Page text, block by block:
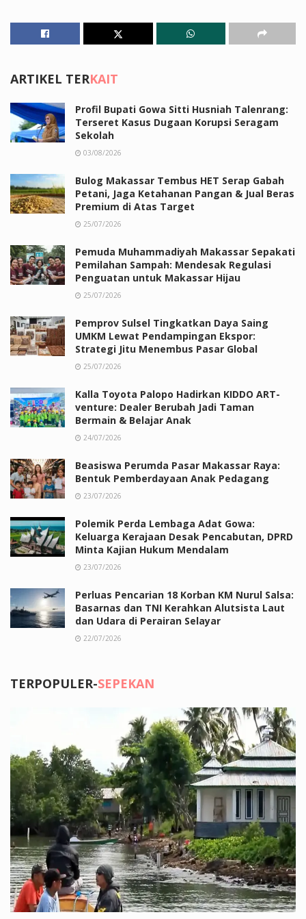
ARTIKEL TERKAIT
Profil Bupati Gowa Sitti Husniah Talenrang:
Terseret Kasus Dugaan Korupsi Seragam
Sekolah
03/08/2026
Bulog Makassar Tembus HET Serap Gabah
Petani, Jaga Ketahanan Pangan & Jual Beras
Premium di Atas Target
25/07/2026
Pemuda Muhammadiyah Makassar Sepakati
Pemilahan Sampah: Mendesak Regulasi
Penguatan untuk Makassar Hijau
25/07/2026
Pemprov Sulsel Tingkatkan Daya Saing
UMKM Lewat Pendampingan Ekspor:
Strategi Jitu Menembus Pasar Global
25/07/2026
Kalla Toyota Palopo Hadirkan KIDDO ART-
venture: Dealer Berubah Jadi Taman
Bermain & Belajar Anak
24/07/2026
Beasiswa Perumda Pasar Makassar Raya:
Bentuk Pemberdayaan Anak Pedagang
23/07/2026
Polemik Perda Lembaga Adat Gowa:
Keluarga Kerajaan Desak Pencabutan, DPRD
Minta Kajian Hukum Mendalam
23/07/2026
Perluas Pencarian 18 Korban KM Nurul Salsa:
Basarnas dan TNI Kerahkan Alutsista Laut
dan Udara di Perairan Selayar
22/07/2026
TERPOPULER-SEPEKAN